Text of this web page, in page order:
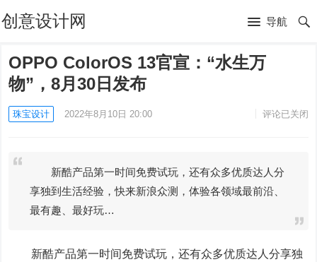
创意设计网 导航
OPPO ColorOS 13官宣：“水生万
物”，8月30日发布
珠宝设计 2022年8月10日 20:00 评论已关闭
新酷产品第一时间免费试玩，还有众多优质达人分
享独到生活经验，快来新浪众测，体验各领域最前沿、
最有趣、最好玩…
新酷产品第一时间免费试玩，还有众多优质达人分享独